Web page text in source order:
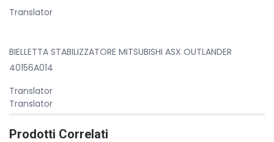
Translator
BIELLETTA STABILIZZATORE MITSUBISHI ASX OUTLANDER
40156A014
Translator
Translator
Prodotti Correlati